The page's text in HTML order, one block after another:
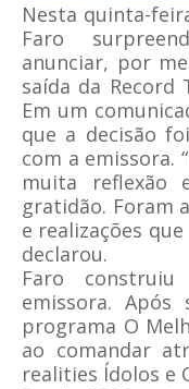
Nesta quinta-
Faro
anunciar, por
saída da Record
Em um
que a decisão
com a emissora.
muita reflexão
gratidão. Foram
e realizações
declarou.
Faro
emissora.
programa O
ao comandar
realities Ídolos e